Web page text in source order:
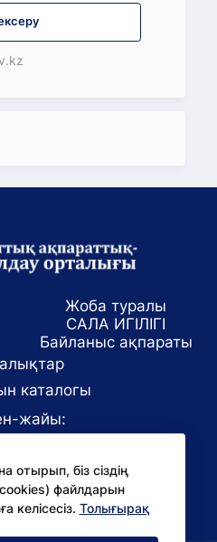
отырып, біз сіздің
файлдарын
келісесіз. Толығырақ
Жоба туралы
САЛА ИГІЛІГІ
Байланыс ақпараты
каталогы
жайы:
mail: